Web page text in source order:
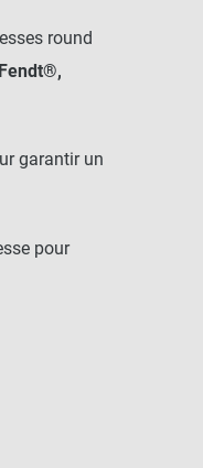
round
garantir un
pour